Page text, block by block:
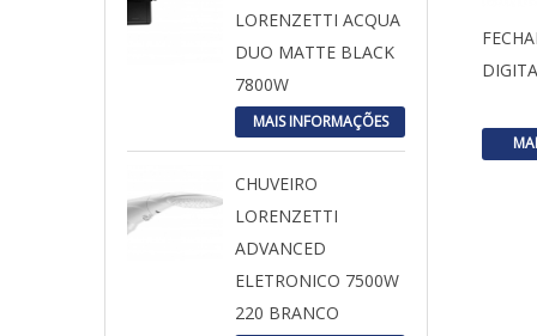
LORENZETTI ACQUA
DUO MATTE BLACK
7800W
MAIS INFORMAÇÕES
CHUVEIRO
LORENZETTI
ADVANCED
ELETRONICO 7500W
220 BRANCO